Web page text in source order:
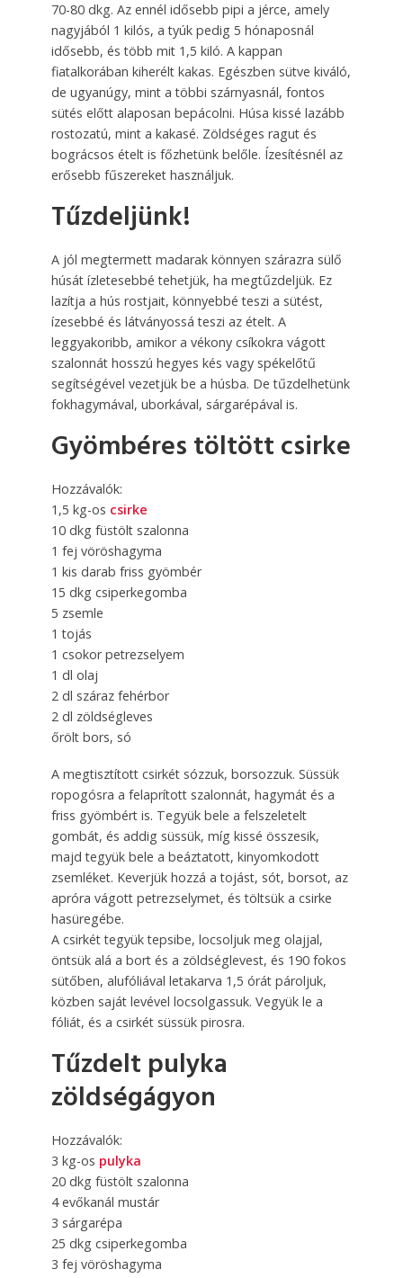
70-80 dkg. Az ennél idősebb pipi a jérce, amely
nagyjából 1 kilós, a tyúk pedig 5 hónaposnál
idősebb, és több mit 1,5 kiló. A kappan
fiatalkorában kiherélt kakas. Egészben sütve kiváló,
de ugyanúgy, mint a többi szárnyasnál, fontos
sütés előtt alaposan bepácolni. Húsa kissé lazább
rostozatú, mint a kakasé. Zöldséges ragut és
bográcsos ételt is főzhetünk belőle. Ízesítésnél az
erősebb fűszereket használjuk.
Tűzdeljünk!
A jól megtermett madarak könnyen szárazra sülő
húsát ízletesebbé tehetjük, ha megtűzdeljük. Ez
lazítja a hús rostjait, könnyebbé teszi a sütést,
ízesebbé és látványossá teszi az ételt. A
leggyakoribb, amikor a vékony csíkokra vágott
szalonnát hosszú hegyes kés vagy spékelőtű
segítségével vezetjük be a húsba. De tűzdelhetünk
fokhagymával, uborkával, sárgarépával is.
Gyömbéres töltött csirke
Hozzávalók:
1,5 kg-os csirke
10 dkg füstölt szalonna
1 fej vöröshagyma
1 kis darab friss gyömbér
15 dkg csiperkegomba
5 zsemle
1 tojás
1 csokor petrezselyem
1 dl olaj
2 dl száraz fehérbor
2 dl zöldségleves
őrölt bors, só
A megtisztított csirkét sózzuk, borsozzuk. Süssük
ropo­gósra a felaprított szalonnát, hagymát és a
friss gyömbért is. Tegyük bele a felszeletelt
gombát, és addig süs­sük, míg kissé összesik,
majd tegyük bele a beáztatott, kinyom­ko­dott
zsemléket. Keverjük hozzá a to­jást, sót, borsot, az
apróra vágott petrezselymet, és töltsük a csirke
has­üre­gébe.
A csirkét tegyük tepsibe, locsoljuk meg olaj­jal,
öntsük alá a bort és a zöldséglevest, és 190 fokos
sütő­ben, alufóliával letakarva 1,5 órát pároljuk,
köz­ben saját levével locsolgassuk. Vegyük le a
fóliát, és a csirkét süssük pirosra.
Tűzdelt pulyka
zöldségágyon
Hozzávalók:
3 kg-os pulyka
20 dkg füstölt szalonna
4 evőkanál mustár
3 sárgarépa
25 dkg csiperkegomba
3 fej vöröshagyma